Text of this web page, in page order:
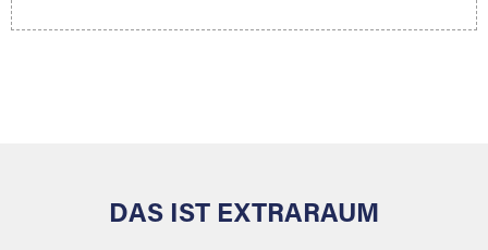
Ihr Lagergut wird bei Ihrem Extraraum Partner
DAS IST EXTRARAUM